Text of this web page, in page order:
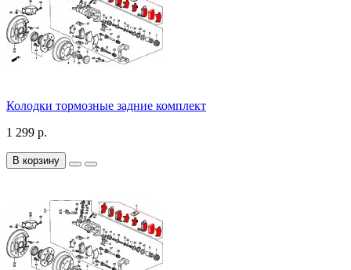
Колодки тормозные задние комплект
1 299 р.
В корзину